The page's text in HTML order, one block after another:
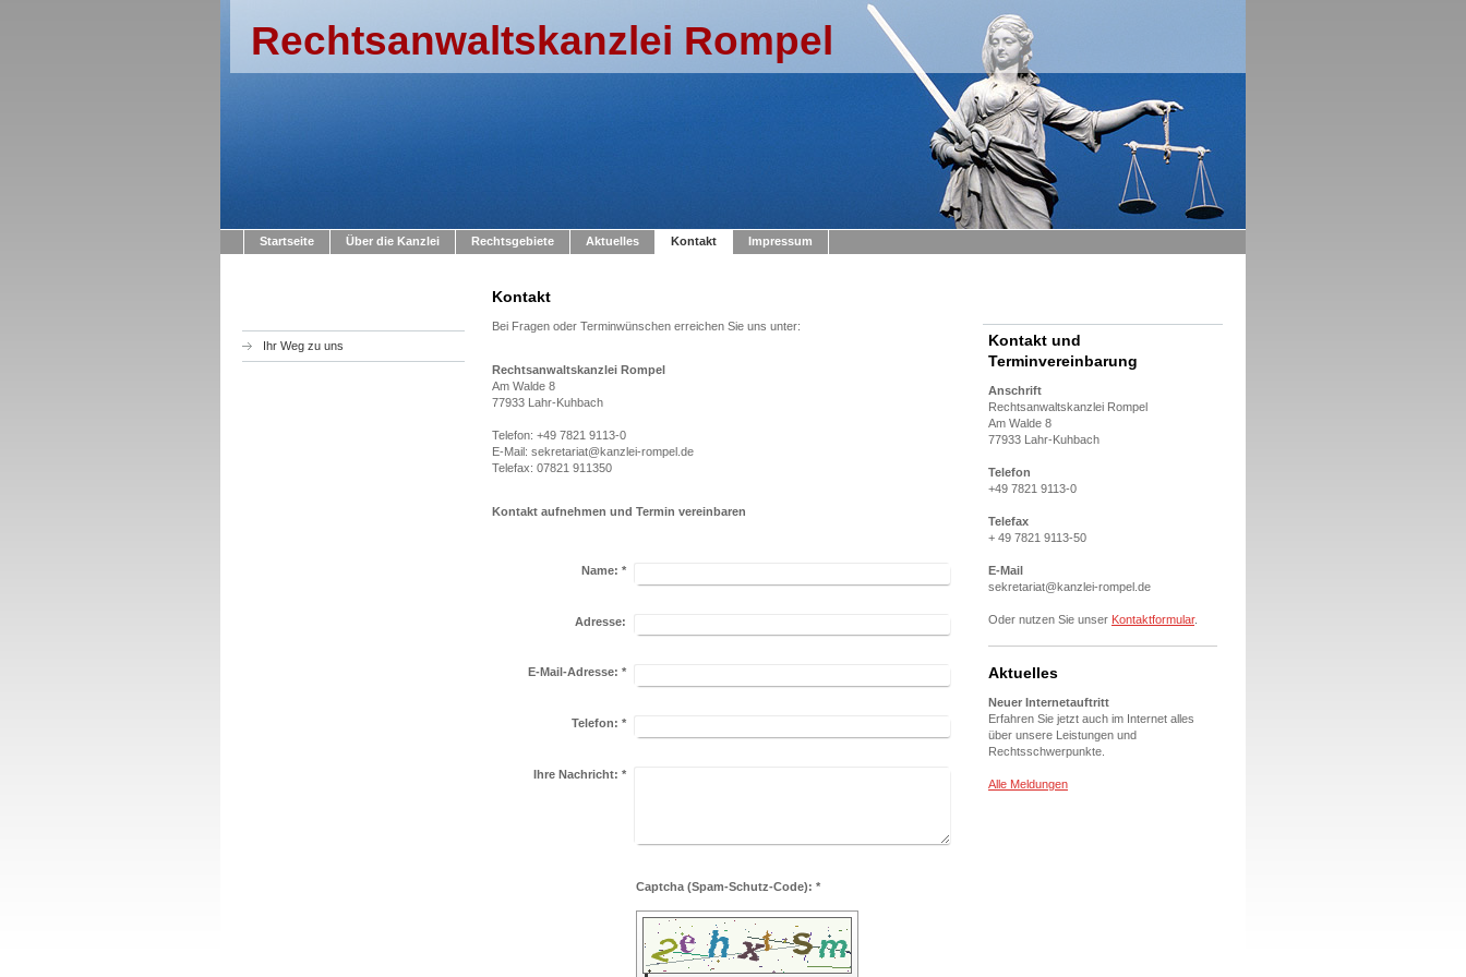
Rechtsanwaltskanzlei Rompel
Startseite Über die Kanzlei Rechtsgebiete Aktuelles Kontakt Impressum
Ihr Weg zu uns
Kontakt
Bei Fragen oder Terminwünschen erreichen Sie uns unter:
Rechtsanwaltskanzlei Rompel
Am Walde 8
77933 Lahr-Kuhbach
Telefon: +49 7821 9113-0
E-Mail: sekretariat@kanzlei-rompel.de
Telefax: 07821 911350
Kontakt aufnehmen und Termin vereinbaren
Name: *
Adresse:
E-Mail-Adresse: *
Telefon: *
Ihre Nachricht: *
Captcha (Spam-Schutz-Code): *
Kontakt und
Terminvereinbarung
Anschrift
Rechtsanwaltskanzlei Rompel
Am Walde 8
77933 Lahr-Kuhbach
Telefon
+49 7821 9113-0
Telefax
+ 49 7821 9113-50
E-Mail
sekretariat@kanzlei-rompel.de
Oder nutzen Sie unser Kontaktformular.
Aktuelles
Neuer Internetauftritt
Erfahren Sie jetzt auch im Internet alles
über unsere Leistungen und
Rechtsschwerpunkte.
Alle Meldungen